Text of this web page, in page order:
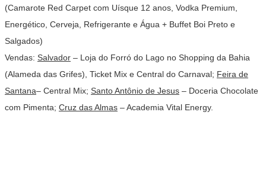
(Camarote Red Carpet com Uísque 12 anos, Vodka Premium,
Energético, Cerveja, Refrigerante e Água + Buffet Boi Preto e
Salgados)
Vendas: Salvador – Loja do Forró do Lago no Shopping da Bahia
(Alameda das Grifes), Ticket Mix e Central do Carnaval; Feira de
Santana– Central Mix; Santo Antônio de Jesus – Doceria Chocolate
com Pimenta; Cruz das Almas – Academia Vital Energy.